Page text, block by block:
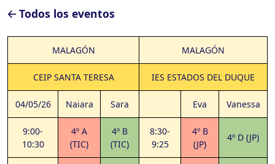
🡠 Todos los eventos
MALAGÓN MALAGÓN
CEIP SANTA TERESA IES ESTADOS DEL DUQUE
04/05/26 Naiara Sara Eva Vanessa
9:00-
10:30
4º A
(TIC)
4º B
(TIC)
8:30-
9:25
4º B
(JP)
4º D (JP)